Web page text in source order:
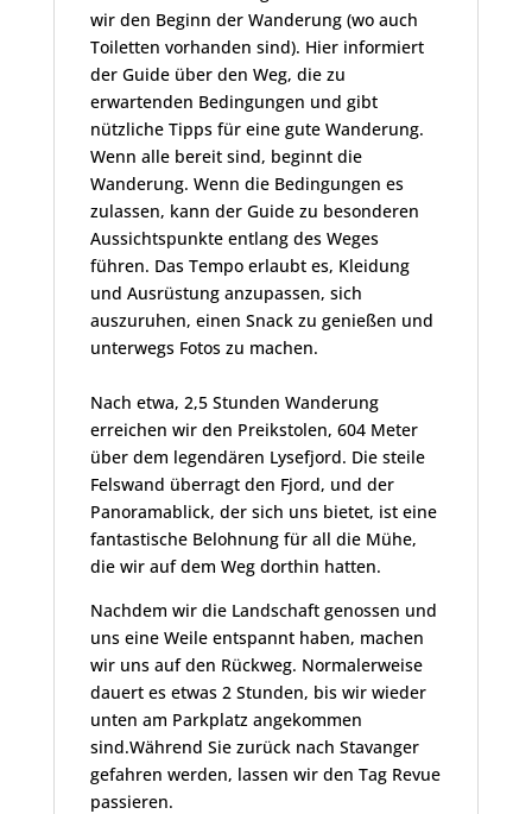
wir den Beginn der Wanderung (wo auch
Toiletten vorhanden sind). Hier informiert
der Guide über den Weg, die zu
erwartenden Bedingungen und gibt
nützliche Tipps für eine gute Wanderung.
Wenn alle bereit sind, beginnt die
Wanderung. Wenn die Bedingungen es
zulassen, kann der Guide zu besonderen
Aussichtspunkte entlang des Weges
führen. Das Tempo erlaubt es, Kleidung
und Ausrüstung anzupassen, sich
auszuruhen, einen Snack zu genießen und
unterwegs Fotos zu machen.
Nach etwa, 2,5 Stunden Wanderung
erreichen wir den Preikstolen, 604 Meter
über dem legendären Lysefjord. Die steile
Felswand überragt den Fjord, und der
Panoramablick, der sich uns bietet, ist eine
fantastische Belohnung für all die Mühe,
die wir auf dem Weg dorthin hatten.
Nachdem wir die Landschaft genossen und
uns eine Weile entspannt haben, machen
wir uns auf den Rückweg. Normalerweise
dauert es etwas 2 Stunden, bis wir wieder
unten am Parkplatz angekommen
sind.Während Sie zurück nach Stavanger
gefahren werden, lassen wir den Tag Revue
passieren.